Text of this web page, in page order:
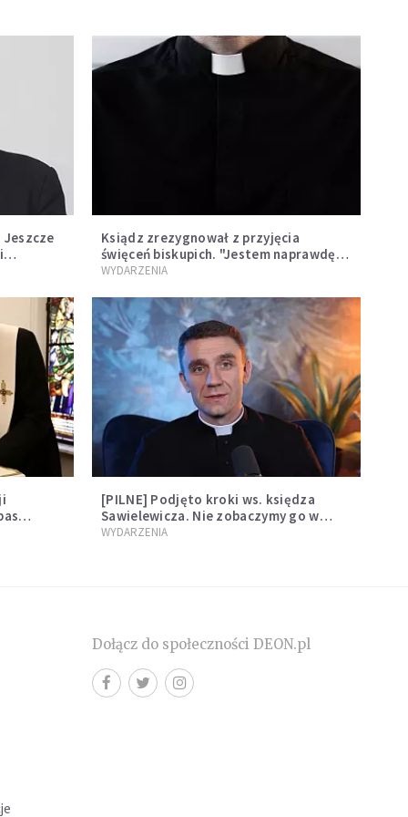
Jeszcze
Ksiądz zrezygnował z przyjęcia
święceń biskupich. "Jestem naprawdę
niegodny"
WYDARZENIA
[PILNE] Podjęto kroki ws. księdza
Sawielewicza. Nie zobaczymy go w
mediach
WYDARZENIA
Dołącz do społeczności DEON.pl